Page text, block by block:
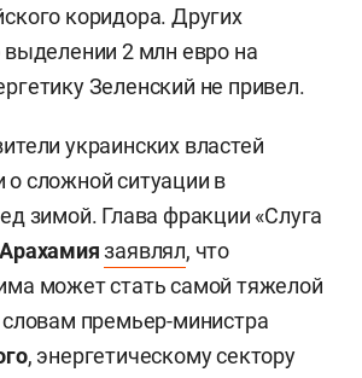
коридора. Других
выделении 2 млн евро на
Зеленский не привел.
украинских властей
сложной ситуации в
зимой. Глава фракции «Слуга
заявлял, что
может стать самой тяжелой
премьер-министра
, энергетическому сектору